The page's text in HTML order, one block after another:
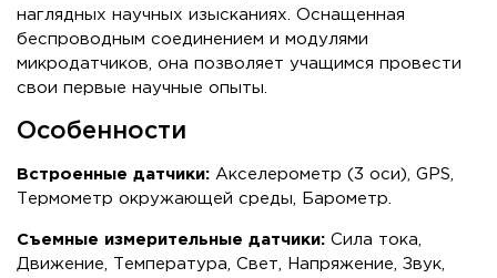
наглядных научных изысканиях. Оснащенная
беспроводным соединением и модулями
микродатчиков, она позволяет учащимся провести
свои первые научные опыты.
Особенности
Встроенные датчики: Акселерометр (3 оси), GPS,
Термометр окружающей среды, Барометр.
Съемные измерительные датчики: Сила тока,
Движение, Температура, Свет, Напряжение, Звук,